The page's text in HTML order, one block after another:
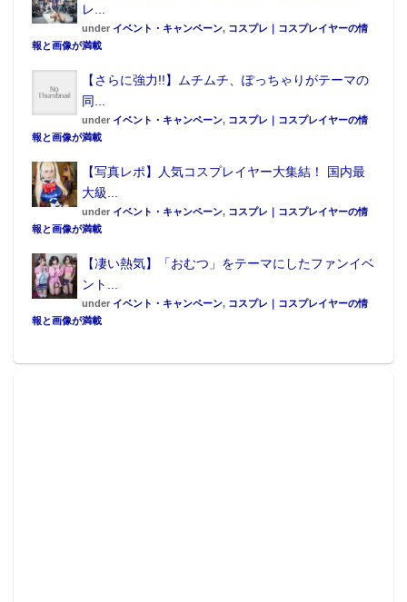
プトリノベーション展示
■日程：2015年8月1日〜2015年8月31日
■場所：東京都千代田区神田和泉町1-7-13 201号室
■詳細：http://www.asahiliving.co.jp/?p=7571
レ...
under イベント・キャンペーン, コスプレ｜コスプレイヤーの情
報と画像が満載
【さらに強力!!】ムチムチ、ぽっちゃりがテーマの
同...
under イベント・キャンペーン, コスプレ｜コスプレイヤーの情
報と画像が満載
【写真レポ】人気コスプレイヤー大集結！ 国内最
大級...
under イベント・キャンペーン, コスプレ｜コスプレイヤーの情
報と画像が満載
【凄い熱気】「おむつ」をテーマにしたファンイベ
ント...
under イベント・キャンペーン, コスプレ｜コスプレイヤーの情
報と画像が満載